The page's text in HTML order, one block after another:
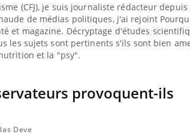
(CFJ), je suis journaliste rédacteur depuis
de médias politiques, j'ai rejoint
et magazine. Décryptage d'études
les sujets sont pertinents s'ils sont bien
et la "psy".
provoquent-ils
Deve